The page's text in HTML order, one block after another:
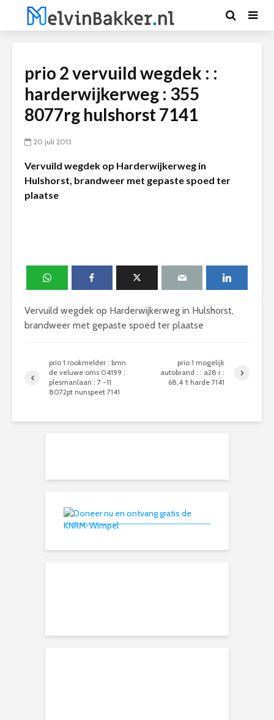
prio 2 vervuild wegdek : :
harderwijkerweg : 355
8077rg hulshorst 7141
20 juli 2013
Vervuild wegdek op Harderwijkerweg in
Hulshorst, brandweer met gepaste spoed ter
plaatse
Vervuild wegdek op Harderwijkerweg in Hulshorst,
brandweer met gepaste spoed ter plaatse
prio 1 rookmelder : bmn
de veluwe oms 04199 :
plesmanlaan : 7 -11
8072pt nunspeet 7141
prio 1 mogelijk
autobrand : : a28 r :
68,4 ‘t harde 7141